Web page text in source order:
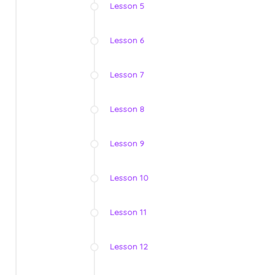
Lesson 5
Lesson 6
Lesson 7
Lesson 8
Lesson 9
Lesson 10
Lesson 11
Lesson 12